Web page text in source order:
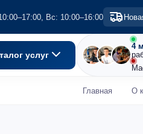
Вс: 10:00–16:00
услуг
4
Главная О